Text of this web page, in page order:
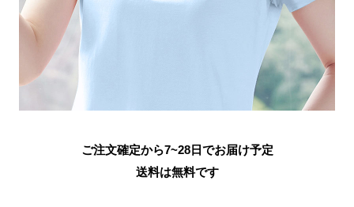
ご注文確定から7~28日でお届け予定
送料は無料です